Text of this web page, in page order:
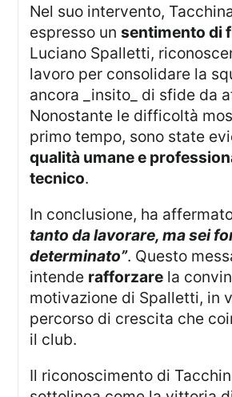
Nel suo intervento, Tacchinardi ha
espresso unsentimento di
Luciano Spalletti,
lavoro per consolidare la
ancora _insito_ di sfide da
Nonostante le difficoltà
primo tempo, sono state
qualità umane e
tecnico.
In conclusione, ha
tanto da lavorare, ma sei
determinato”. Questo
intende rafforzare la
motivazione di Spalletti, in
percorso di crescita che
il club.
Il riconoscimento di Tacchinardi